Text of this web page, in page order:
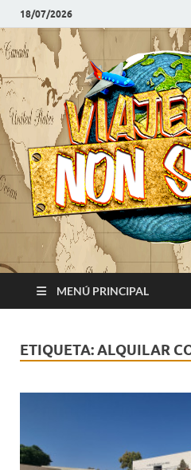
18/07/2026
MENÚ PRINCIPAL
ETIQUETA:ALQUILAR